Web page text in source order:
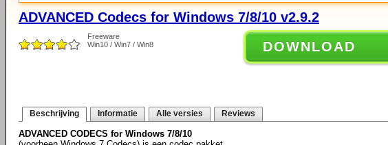
ADVANCED Codecs for Windows 7/8/10 v2.9.2
Freeware
Win10 / Win7 / Win8
DOWNLOAD
Beschrijving Informatie Alle versies Reviews
ADVANCED CODECS for Windows 7/8/10